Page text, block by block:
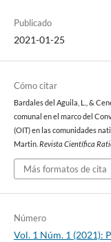
Publicado
2021-01-25
Cómo citar
Bardales del Aguila, L., &
comunal en el marco del
(OIT) en las comunidades
Martin.Revista Científica
Más formatos de cita
Número
Vol. 1 Núm. 1 (2021):